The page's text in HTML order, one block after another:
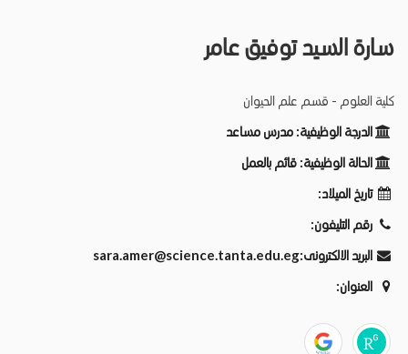
سارة السيد توفيق عامر
كلية العلوم - قسم علم الحيوان
الدرجة الوظيفية: مدرس مساعد
الحالة الوظيفية: قائم بالعمل
تاريخ الميلاد:
رقم التليفون:
البريد الالكترونى:sara.amer@science.tanta.edu.eg
العنوان: